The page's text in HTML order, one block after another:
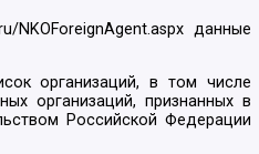
NKOForeignAgent.aspxданные
организаций, в том числе
организаций, признанных в
Российской Федерации